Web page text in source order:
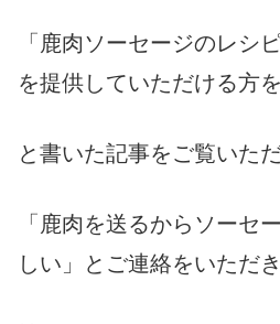
「鹿肉ソーセージのレシ
を提供していただける方
と書いた記事をご覧いた
「鹿肉を送るからソーセ
しい」とご連絡をいただ